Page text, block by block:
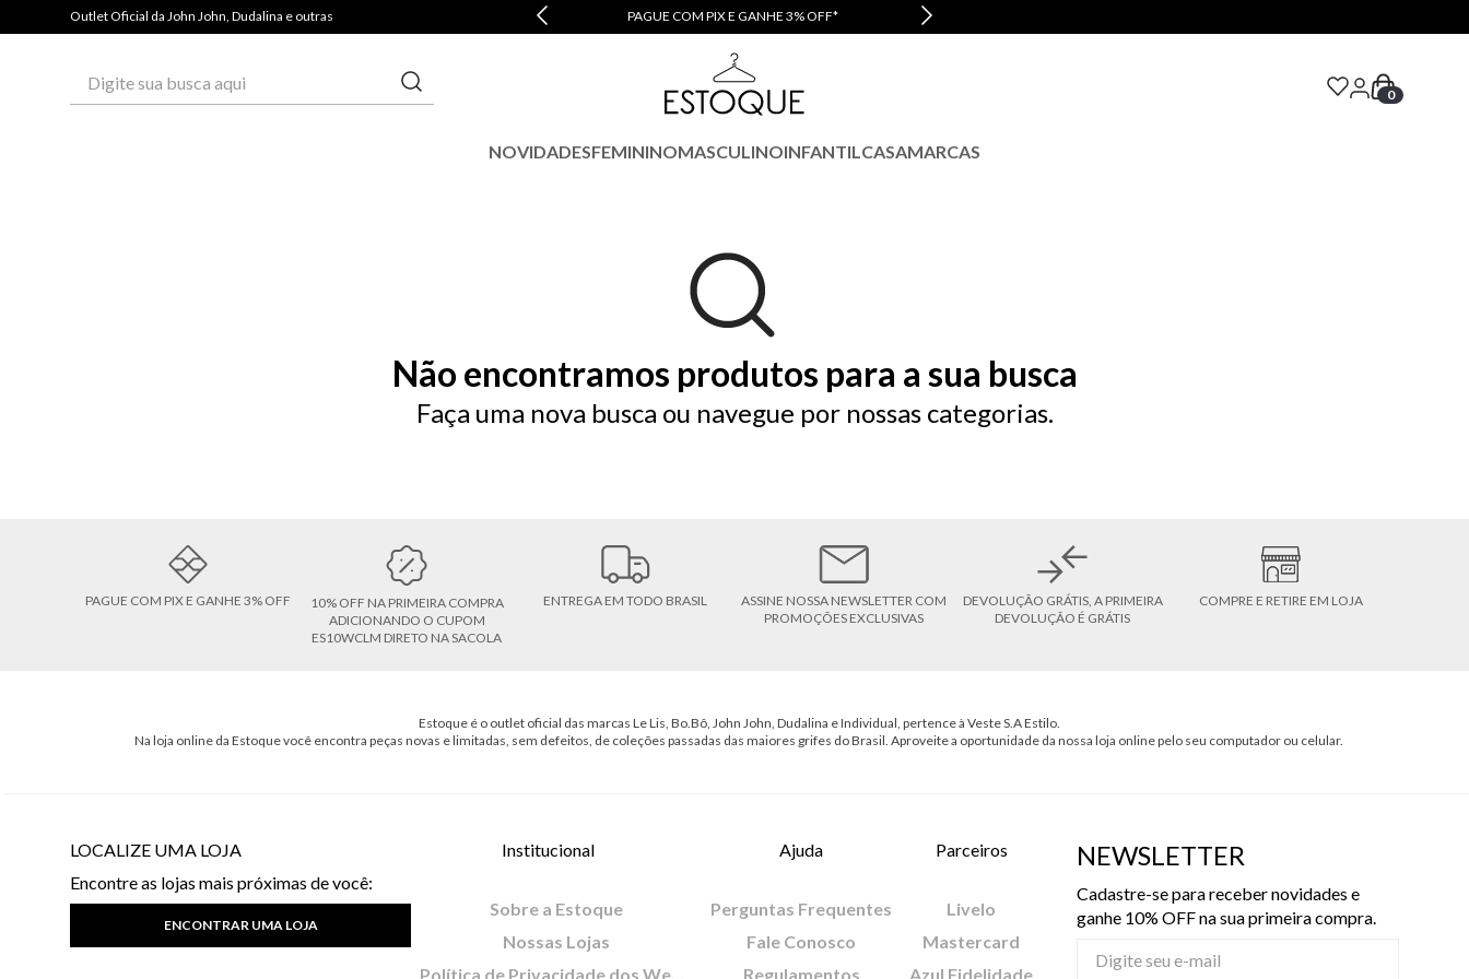
Outlet Oficial da John John, Dudalina e outras PAGUE COM PIX E GANHE 3% OFF*
0
NOVIDADESFEMININOMASCULINOINFANTILCASAMARCAS
Não encontramos produtos para a sua busca
Faça uma nova busca ou navegue por nossas categorias.
PAGUE COM PIX E GANHE 3% OFF
10% OFF NA PRIMEIRA COMPRA
ADICIONANDO O CUPOM
ES10WCLM DIRETO NA SACOLA
ENTREGA EM TODO BRASIL
ASSINE NOSSA NEWSLETTER COM
PROMOÇÕES EXCLUSIVAS
DEVOLUÇÃO GRÁTIS, A PRIMEIRA
DEVOLUÇÃO É GRÁTIS
COMPRE E RETIRE EM LOJA
Estoque é o outlet oficial das marcas Le Lis, Bo.Bô, John John, Dudalina e Individual, pertence à Veste S.A Estilo.
Na loja online da Estoque você encontra peças novas e limitadas, sem defeitos, de coleções passadas das maiores grifes do Brasil. Aproveite a oportunidade da nossa loja online pelo seu computador ou celular.
LOCALIZE UMA LOJA
Encontre as lojas mais próximas de você:
ENCONTRAR UMA LOJA
Institucional
Sobre a Estoque
Nossas Lojas
Ajuda
Perguntas Frequentes
Fale Conosco
Regulamentos
Parceiros
Livelo
Mastercard
Azul Fidelidade
NEWSLETTER
Cadastre-se para receber novidades e
ganhe 10% OFF na sua primeira compra.